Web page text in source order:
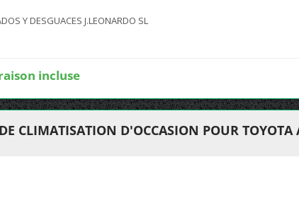
Y DESGUACES J.LEONARDO SL
incluse
CLIMATISATION D'OCCASION POUR